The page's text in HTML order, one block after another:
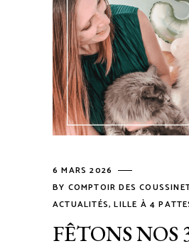
6 MARS 2026
BY COMPTOIR DES
ACTUALITÉS,LILLE À 4
FÊTONS NOS